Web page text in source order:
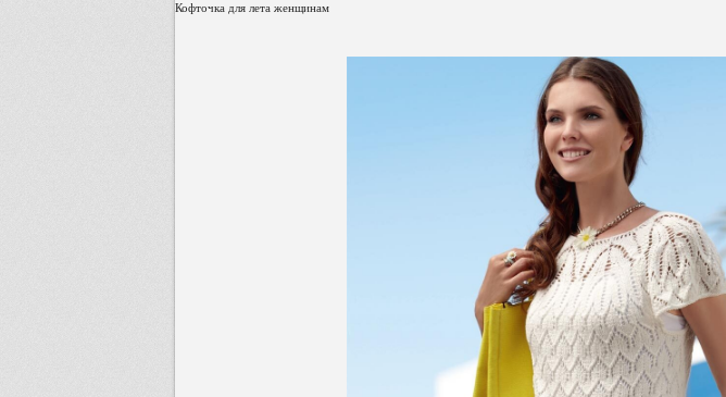
Кофточка для лета женщинам